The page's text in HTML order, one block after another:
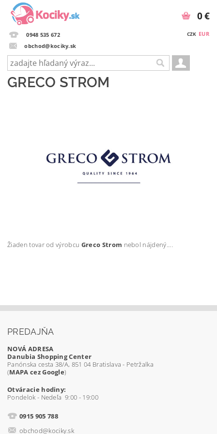
0948 535 672
obchod@kociky.sk
CZK EUR
0 €
GRECO STROM
Žiaden tovar od výrobcu Greco Strom nebol nájdený....
PREDAJŇA
NOVÁ ADRESA
Danubia Shopping Center
Panónska cesta 38/A, 851 04 Bratislava - Petržalka
(MAPA cez Google)
Otváracie hodiny:
Pondelok - Nedeľa 9:00 - 19:00
0915 905 788
obchod@kociky.sk